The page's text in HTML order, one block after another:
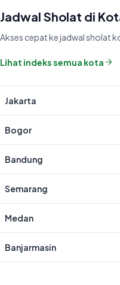
Jadwal Sholat di
Akses cepat ke jadwal sholat
Lihat indeks semua kota
Jakarta
Bogor
Bandung
Semarang
Medan
Banjarmasin